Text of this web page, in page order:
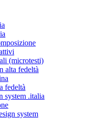
(microtesti)
alta fedeltà
fedeltà
system .italia
system